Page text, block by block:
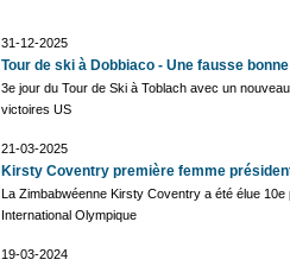
31-12-2025
Tour de ski à Dobbiaco - Une fausse
3e jour du Tour de Ski à Toblach avec un
victoires US
21-03-2025
Kirsty Coventry première femme
La Zimbabwéenne Kirsty Coventry a été élue 10e
International Olympique
19-03-2024